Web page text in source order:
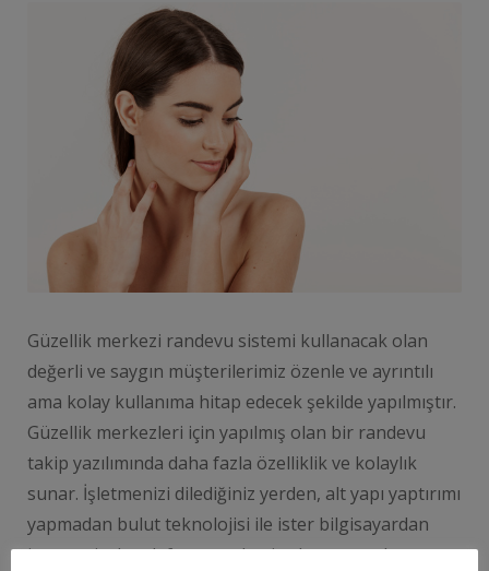
Güzellik merkezi randevu sistemi kullanacak olan
değerli ve saygın müşterilerimiz özenle ve ayrıntılı
ama kolay kullanıma hitap edecek şekilde yapılmıştır.
Güzellik merkezleri için yapılmış olan bir randevu
takip yazılımında daha fazla özelliklik ve kolaylık
sunar. İşletmenizi dilediğiniz yerden, alt yapı yaptırımı
yapmadan bulut teknolojisi ile ister bilgisayardan
isterseniz de telefonunuzdan iş akışını, randevunuzu